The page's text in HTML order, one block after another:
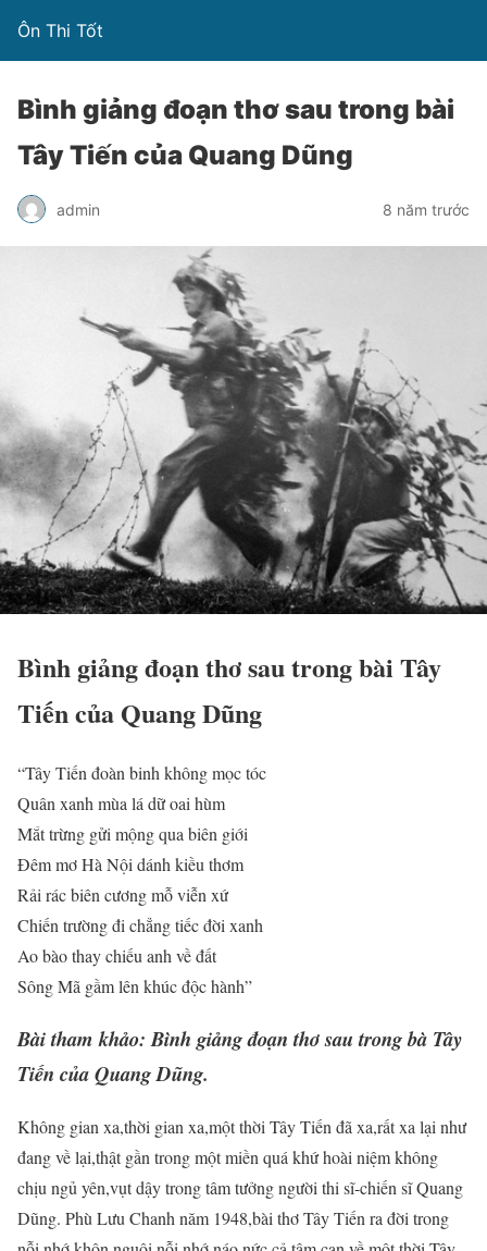
Ôn Thi Tốt
Bình giảng đoạn thơ sau trong bài
Tây Tiến của Quang Dũng
admin 8 năm trước
Bình giảng đoạn thơ sau trong bài Tây
Tiến của Quang Dũng
“Tây Tiến đoàn binh không mọc tóc
Quân xanh mùa lá dữ oai hùm
Mắt trừng gửi mộng qua biên giới
Đêm mơ Hà Nội dánh kiều thơm
Rải rác biên cương mỗ viễn xứ
Chiến trường đi chẳng tiếc đời xanh
Ao bào thay chiếu anh về đất
Sông Mã gầm lên khúc độc hành”
Bài tham khảo: Bình giảng đoạn thơ sau trong bà Tây
Tiến của Quang Dũng.
Không gian xa,thời gian xa,một thời Tây Tiến đã xa,rất xa lại như
đang về lại,thật gần trong một miền quá khứ hoài niệm không
chịu ngủ yên,vụt dậy trong tâm tưởng người thi sĩ-chiến sĩ Quang
Dũng. Phù Lưu Chanh năm 1948,bài thơ Tây Tiến ra đời trong